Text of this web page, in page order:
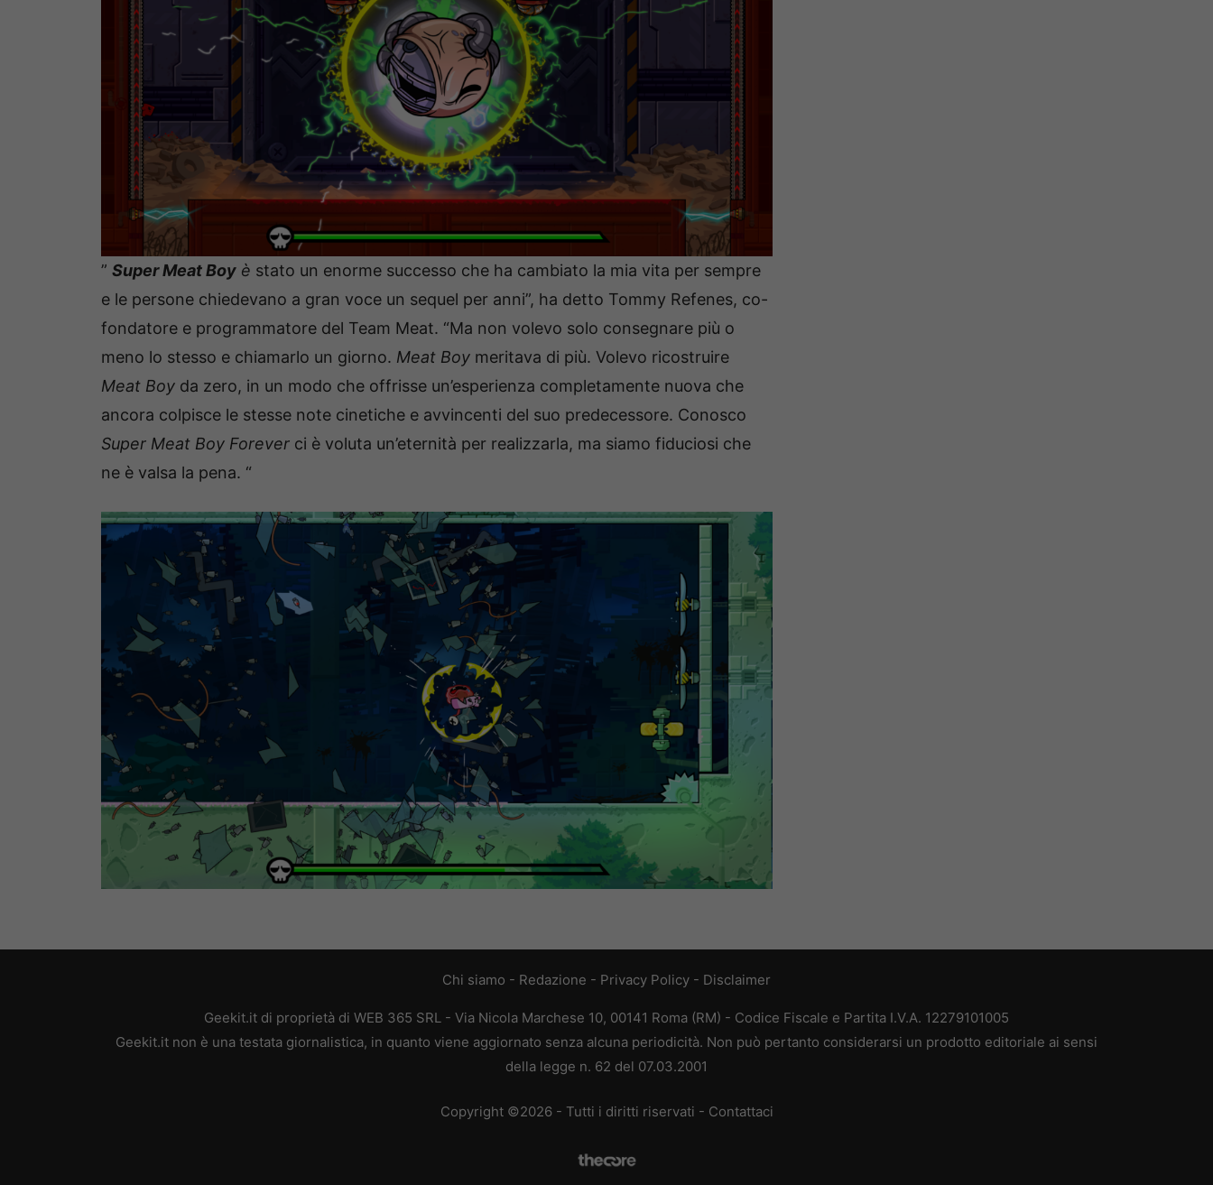
” Super Meat Boy è stato un enorme successo che ha cambiato la mia vita per sempre
e le persone chiedevano a gran voce un sequel per anni”, ha detto Tommy Refenes, co-
fondatore e programmatore del Team Meat. “Ma non volevo solo consegnare più o
meno lo stesso e chiamarlo un giorno. Meat Boy meritava di più. Volevo ricostruire
Meat Boy da zero, in un modo che offrisse un’esperienza completamente nuova che
ancora colpisce le stesse note cinetiche e avvincenti del suo predecessore. Conosco
Super Meat Boy Forever ci è voluta un’eternità per realizzarla, ma siamo fiduciosi che
ne è valsa la pena. “
Chi siamo - Redazione - Privacy Policy - Disclaimer
Geekit.it di proprietà di WEB 365 SRL - Via Nicola Marchese 10, 00141 Roma (RM) - Codice Fiscale e Partita I.V.A. 12279101005
Geekit.it non è una testata giornalistica, in quanto viene aggiornato senza alcuna periodicità. Non può pertanto considerarsi un prodotto editoriale ai sensi
della legge n. 62 del 07.03.2001
Copyright ©2026 - Tutti i diritti riservati - Contattaci